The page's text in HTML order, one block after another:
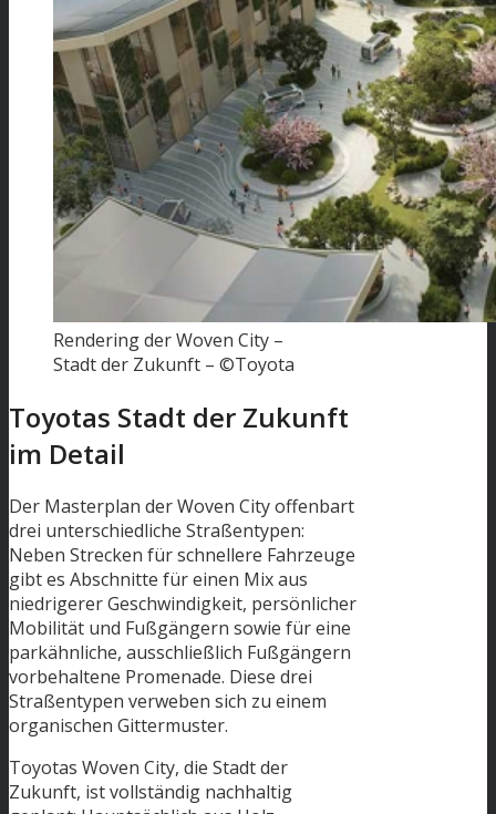
Rendering der Woven City –
Stadt der Zukunft – ©Toyota
Toyotas Stadt der Zukunft
im Detail
Der Masterplan der Woven City offenbart
drei unterschiedliche Straßentypen:
Neben Strecken für schnellere Fahrzeuge
gibt es Abschnitte für einen Mix aus
niedrigerer Geschwindigkeit, persönlicher
Mobilität und Fußgängern sowie für eine
parkähnliche, ausschließlich Fußgängern
vorbehaltene Promenade. Diese drei
Straßentypen verweben sich zu einem
organischen Gittermuster.
Toyotas Woven City, die Stadt der
Zukunft, ist vollständig nachhaltig